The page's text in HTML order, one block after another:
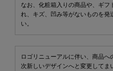
なお、化粧箱入りの商品や、ギ
れ、キズ、凹み等がないものを発
い。
ロゴリニューアルに伴い、商品
次新しいデザインへと変更して